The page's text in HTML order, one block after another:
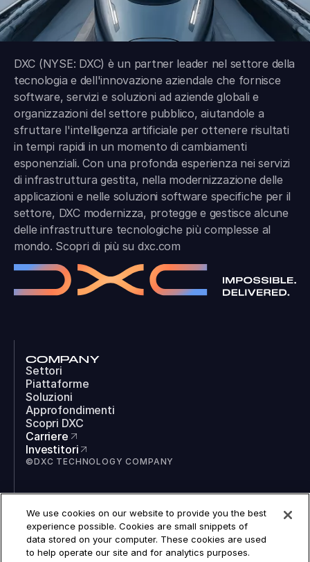
DXC (NYSE: DXC) è un partner leader nel settore della
tecnologia e dell'innovazione aziendale che fornisce
software, servizi e soluzioni ad aziende globali e
organizzazioni del settore pubblico, aiutandole a
sfruttare l'intelligenza artificiale per ottenere risultati
in tempi rapidi in un momento di cambiamenti
esponenziali. Con una profonda esperienza nei servizi
di infrastruttura gestita, nella modernizzazione delle
applicazioni e nelle soluzioni software specifiche per il
settore, DXC modernizza, protegge e gestisce alcune
delle infrastrutture tecnologiche più complesse al
mondo. Scopri di più su dxc.com
COMPANY
Settori
Piattaforme
Soluzioni
Approfondimenti
Scopri DXC
Carriere
Investitori
©DXC TECHNOLOGY COMPANY
LinkedIn
Instagram
TikTok
YouTube
We use cookies on our website to provide you the best
experience possible. Cookies are small snippets of
data stored on your computer. These cookies are used
to help operate our site and for analytics purposes.